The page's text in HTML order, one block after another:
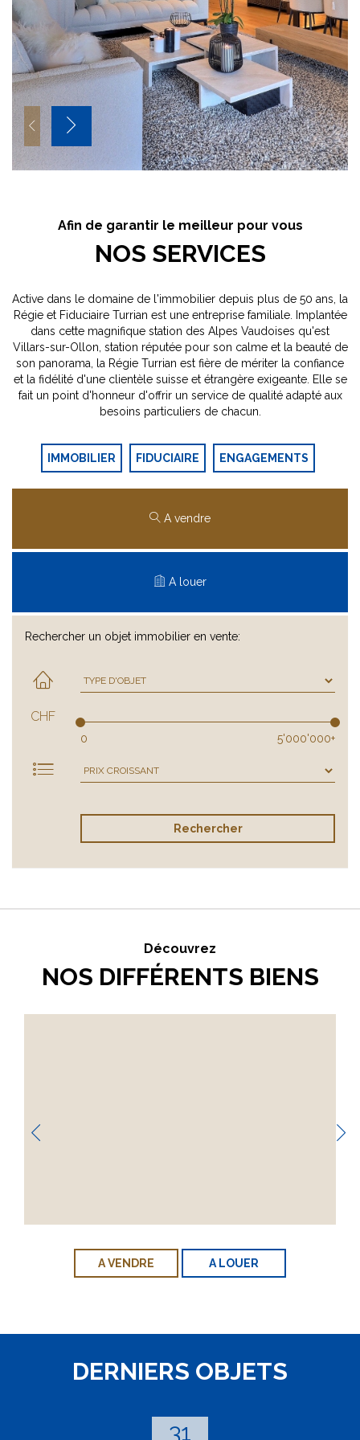
Afin de garantir le meilleur pour vous
NOS SERVICES
Active dans le domaine de l'immobilier depuis plus de 50 ans, la
Régie et Fiduciaire Turrian est une entreprise familiale. Implantée
dans cette magnifique station des Alpes Vaudoises qu'est
Villars-sur-Ollon, station réputée pour son calme et la beauté de
son panorama, la Régie Turrian est fière de mériter la confiance
et la fidélité d'une clientèle suisse et étrangère exigeante. Elle se
fait un point d'honneur d'offrir un service de qualité adapté aux
besoins particuliers de chacun.
IMMOBILIER FIDUCIAIRE ENGAGEMENTS
A vendre
A louer
Rechercher un objet immobilier en vente:
CHF
0 5'000'000+
Rechercher
Découvrez
NOS DIFFÉRENTS BIENS
A VENDRE A LOUER
DERNIERS OBJETS
31